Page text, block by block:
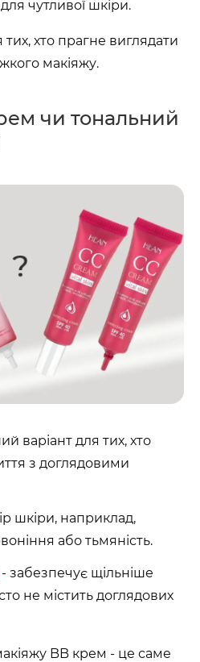
чутливої шкіри.
хто прагне виглядати
макіяжу.
чи тональний
варіант для тих, хто
з доглядовими
шкіри, наприклад,
або тьмяність.
- забезпечує щільніше
не містить доглядових
BB крем - це саме